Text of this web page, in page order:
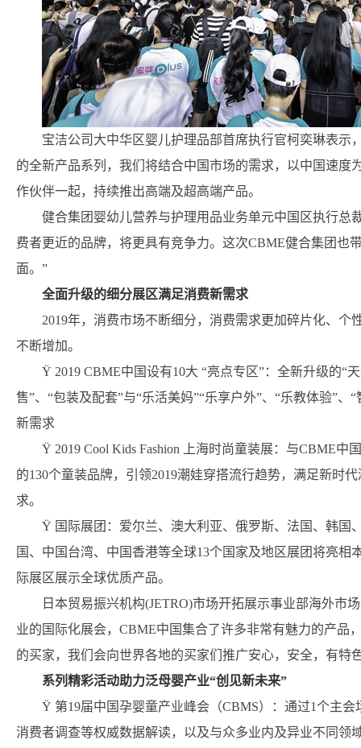
宝洁公司大中华区婴儿护理品部首席执行官柯奕琳表
的全新产品系列，我们将结合中国市场的需求，以中国速
作伙伴一起，持续推出高端及超高端产品。
健合集团婴幼儿营养与护理用品业务单元中国区执行总
费者更近的品牌，将更具有竞争力。这次CBME健合集团也
面。”
全面升级的细分展区满足消费新需求
2019年，消费市场不断细分，消费需求更加碎片化、
不断增加。
Ÿ 2019 CBME中国设有10大 “亮点专区”：全新升级的“
售”、“包装及配套”与“乐活美妈”“乐享户外”、“乐教体验”
新需求
Ÿ 2019 Cool Kids Fashion 上海时尚童装展：与CBME
的130个童装品牌，引领2019潮娃穿搭流行趋势，满足新时
求。
Ÿ 国际展团：爱尔兰、澳大利亚、俄罗斯、法国、韩国
国、中国台湾、中国香港等全球13个国家及地区展团将亮
际展区展示全球优质产品。
日本贸易振兴机构(JETRO)市场开拓展示事业部海外市
业的国际化展会，CBME中国集合了许多非常有魅力的产品
的买家，我们会向世界各地的买家们推广安心，安全，有特
系列精彩活动助力泛母婴产业“创见新未来”
Ÿ 第19届中国孕婴童产业峰会（CBMS）：通过1个主
消费者调查等权威数据解读，以及与众多业内及异业不同领